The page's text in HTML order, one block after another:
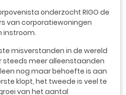
onderzocht RIGO de
van corporatiewoningen
instroom.
misverstanden in de wereld
steeds meer alleenstaanden
nog maar behoefte is aan
klopt, het tweede is veel te
van het aantal